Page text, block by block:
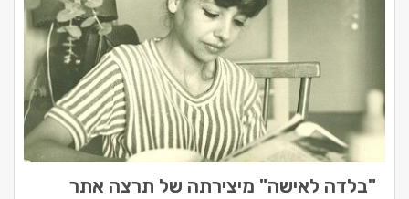
"בלדה לאישה" מיצירתה של תרצה אתר